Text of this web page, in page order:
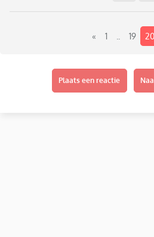
« 1 19
Plaats een reactie